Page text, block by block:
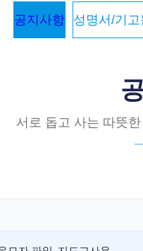
공지사항 성명서/기고
서로 돕고 사는 따뜻